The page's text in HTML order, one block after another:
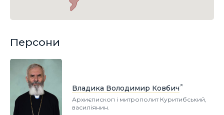
Персони
Владика Володимир Ковбич
Архиєпископ і митрополит Куритибський,
василіянин.